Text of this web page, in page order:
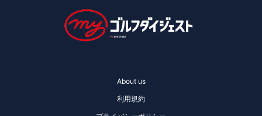
About us
利用規約